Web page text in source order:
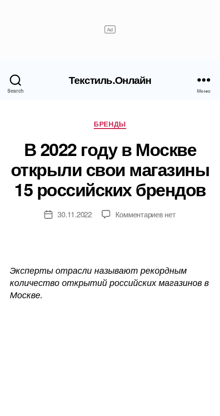
Search
Текстиль.Онлайн
Меню
Рубрики
БРЕНДЫ
В 2022 году в Москве
открыли свои магазины
15 российских брендов
Дата30.11.2022 Комментариевк
в
открыли
нет
Эксперты отрасли называют рекордным
количество открытий российских магазинов в
Москве.